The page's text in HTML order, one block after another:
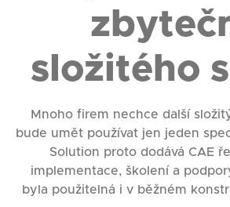
složitého
Mnoho firem nechce další
bude umět používat jen jeden
Solution proto dodává CAE
implementace, školení a
byla použitelná i v běžném